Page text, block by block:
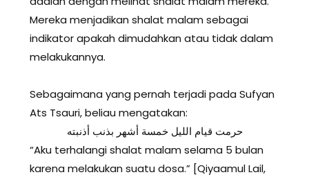
Mereka menjadikan shalat malam sebagai
indikator apakah dimudahkan atau tidak dalam
melakukannya.
Sebagaimana yang pernah terjadi pada Sufyan
Ats Tsauri, beliau mengatakan:
حرمت قيام الليل خمسة أشهر بذنب أذنبته
“Aku terhalangi shalat malam selama 5 bulan
karena melakukan suatu dosa.” [Qiyaamul Lail,